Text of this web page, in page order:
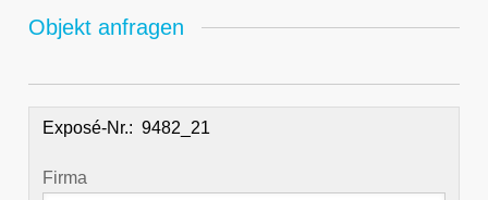
Objekt anfragen
Exposé-Nr.:
Firma